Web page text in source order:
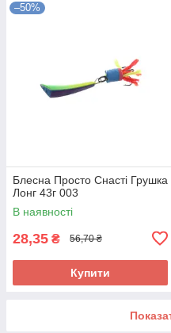
–50%
Блесна Просто Снасті Грушка
Лонг 43г 003
В наявності
28,35 ₴ 56,70 ₴
Купити